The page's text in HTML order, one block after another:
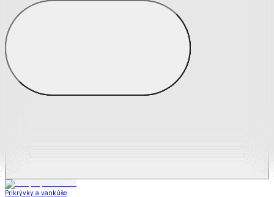
Zobraziť všetko
Všetko z Matrace a matracové chrániče
Matrace
Chrániče na matrace
Prikrývky a vankúše